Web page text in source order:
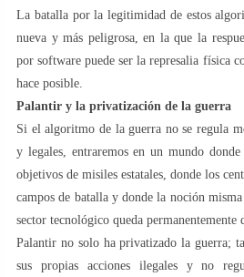
La batalla por la legitimidad de estos
nueva y más peligrosa, en la que la
por software puede ser la represalia física
hace posible.
Palantir y la privatización de la guerra
Si el algoritmo de la guerra no se regula
y legales, entraremos en un mundo
objetivos de misiles estatales, donde los
campos de batalla y donde la noción
sector tecnológico queda permanentemente
Palantir no solo ha privatizado la guerra;
sus propias acciones ilegales y no